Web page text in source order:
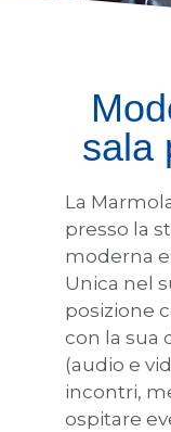
sala
La
presso la
moderna
Unica nel
posizione
con la sua
(audio e
incontri,
ospitare